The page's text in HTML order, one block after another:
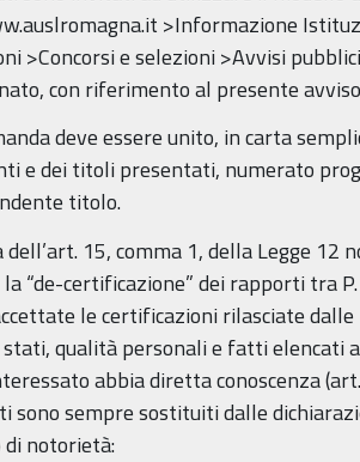
>Informazione
>Concorsi e selezioni >Avvisi
con riferimento al presente
deve essere unito, in carta
e dei titoli presentati, numerato
titolo.
15, comma 1, della Legge 12
“de-certificazione” dei rapporti tra
le certificazioni rilasciate
qualità personali e fatti elencati
abbia diretta conoscenza
sono sempre sostituiti dalle
notorietà: